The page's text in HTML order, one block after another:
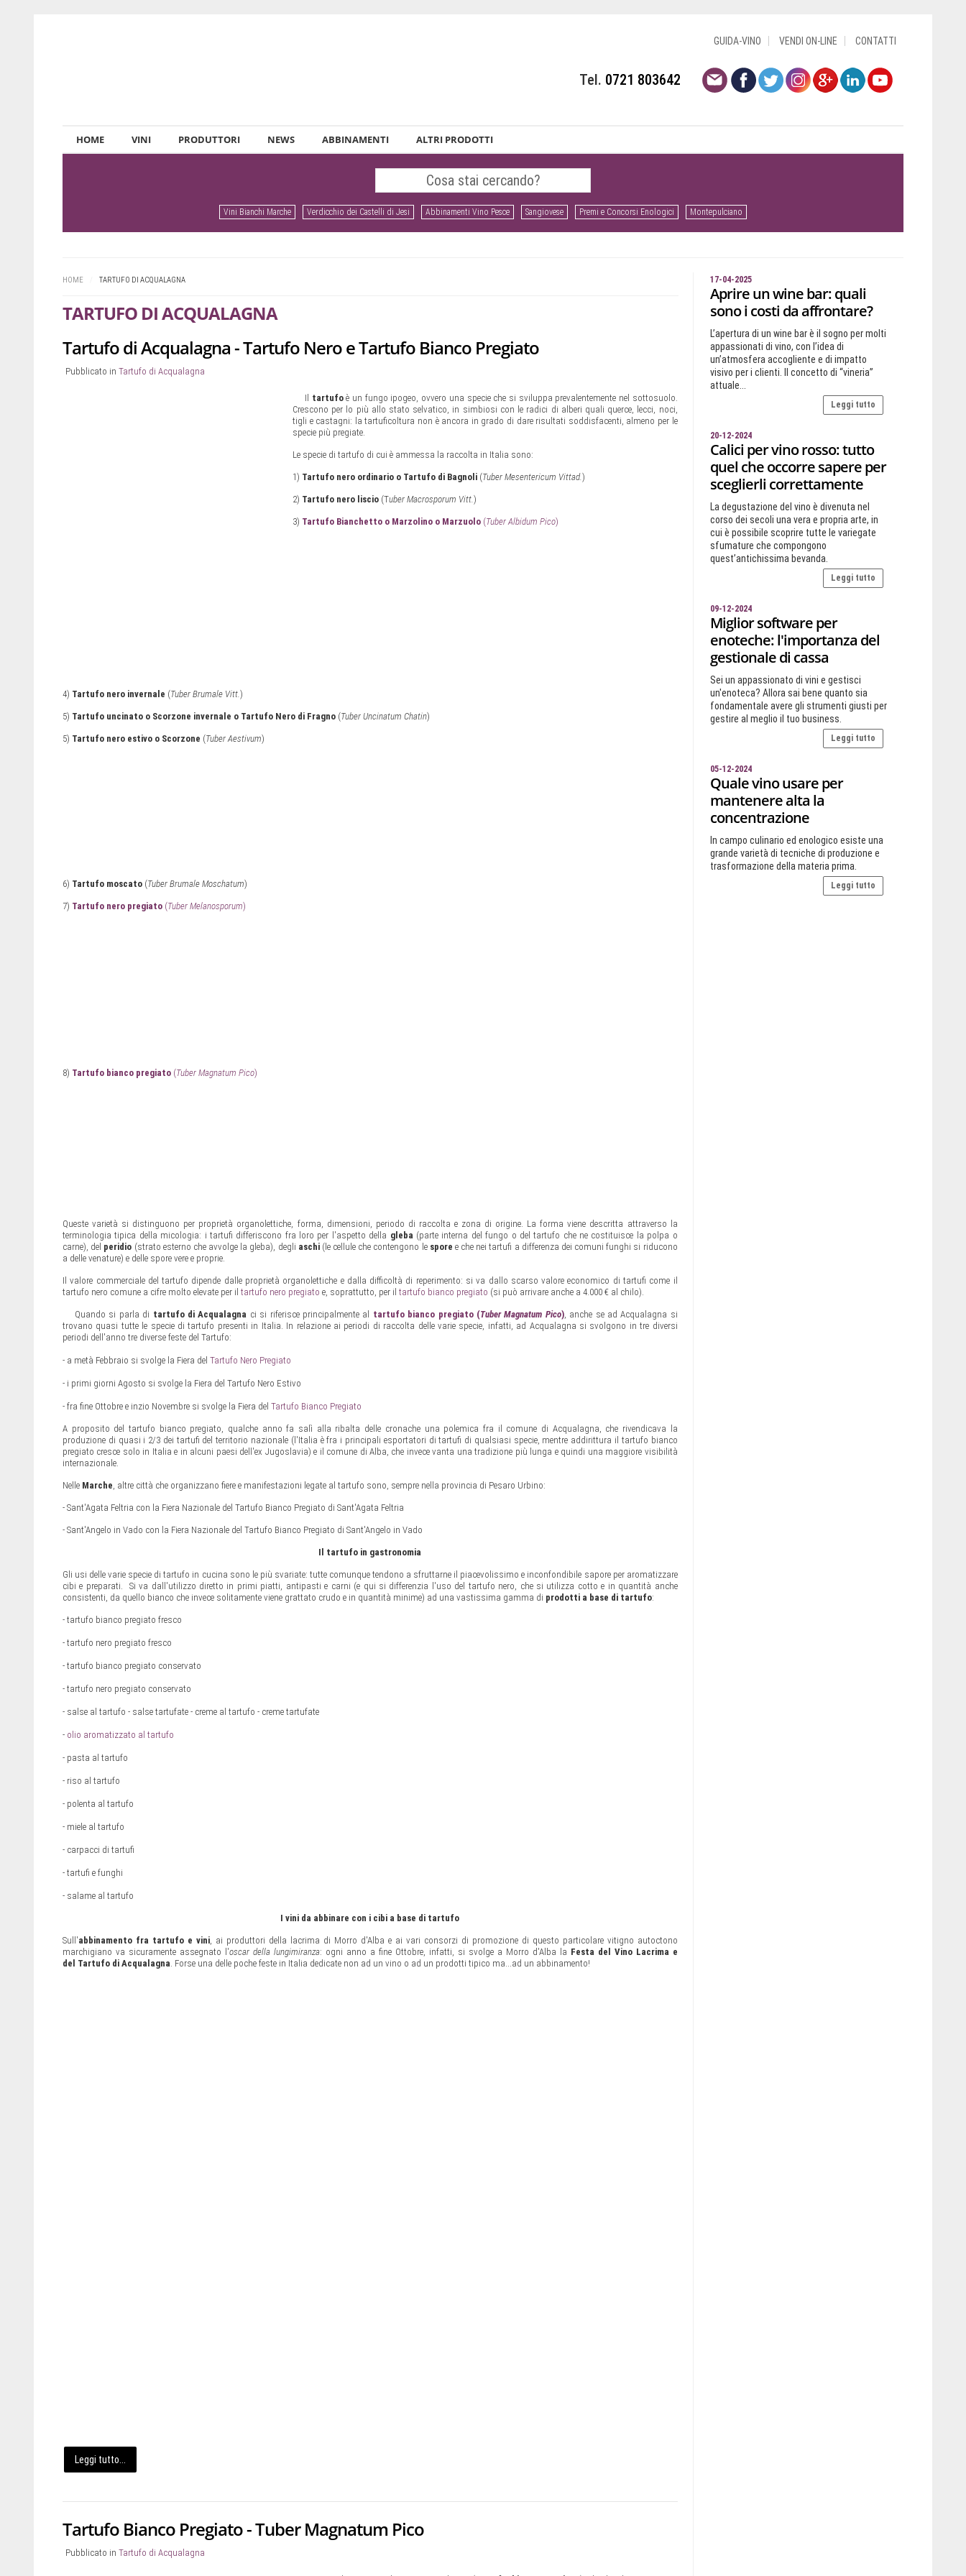
GUIDA-VINO VENDI ON-LINE CONTATTI
Tel. 0721 803642
HOME VINI PRODUTTORI NEWS ABBINAMENTI ALTRI PRODOTTI
Vini Bianchi Marche Verdicchio dei Castelli di Jesi Abbinamenti Vino Pesce Sangiovese Premi e Concorsi Enologici Montepulciano
HOME TARTUFO DI ACQUALAGNA
TARTUFO DI ACQUALAGNA
Tartufo di Acqualagna - Tartufo Nero e Tartufo Bianco Pregiato
Pubblicato in Tartufo di Acqualagna
Il tartufoè un fungo ipogeo, ovvero una specie che si sviluppa prevalentemente nel sottosuolo.
Crescono per lo più allo stato selvatico, in simbiosi con le radici di alberi quali querce, lecci, noci,
tigli e castagni: la tartuficoltura non è ancora in grado di dare risultati soddisfacenti, almeno per le
specie più pregiate.
Le specie di tartufo di cui è ammessa la raccolta in Italia sono:
1) Tartufo nero ordinario o Tartufo di Bagnoli (Tuber Mesentericum Vittad.)
2) Tartufo nero liscio (Tuber Macrosporum Vitt.)
3) Tartufo Bianchetto o Marzolino o Marzuolo (Tuber Albidum Pico)
4) Tartufo nero invernale (Tuber Brumale Vitt.)
5) Tartufo uncinato o Scorzone invernale o Tartufo Nero di Fragno (Tuber Uncinatum Chatin)
5) Tartufo nero estivo o Scorzone (Tuber Aestivum)
6) Tartufo moscato (Tuber Brumale Moschatum)
7) Tartufo nero pregiato (Tuber Melanosporum)
8) Tartufo bianco pregiato (Tuber Magnatum Pico)
Queste varietà si distinguono per proprietà organolettiche, forma, dimensioni, periodo di raccolta e zona di origine. La forma viene descritta attraverso la
terminologia tipica della micologia: i tartufi differiscono fra loro per l'aspetto della gleba (parte interna del fungo o del tartufo che ne costituisce la polpa o
carne), del peridio (strato esterno che avvolge la gleba), degli aschi(le cellule che contengono le spore e che nei tartufi a differenza dei comuni funghi si riducono
a delle venature) e delle spore vere e proprie.
Il valore commerciale del tartufo dipende dalle proprietà organolettiche e dalla difficoltà di reperimento: si va dallo scarso valore economico di tartufi come il
tartufo nero comune a cifre molto elevate per il tartufo nero pregiato e, soprattutto, per il tartufo bianco pregiato (si può arrivare anche a 4.000 € al chilo).
Quando si parla di tartufo di Acqualagna ci si riferisce principalmente al tartufo bianco pregiato (Tuber Magnatum Pico), anche se ad Acqualagna si
trovano quasi tutte le specie di tartufo presenti in Italia. In relazione ai periodi di raccolta delle varie specie, infatti, ad Acqualagna si svolgono in tre diversi
periodi dell'anno tre diverse feste del Tartufo:
- a metà Febbraio si svolge la Fiera del Tartufo Nero Pregiato
- i primi giorni Agosto si svolge la Fiera del Tartufo Nero Estivo
- fra fine Ottobre e inzio Novembre si svolge la Fiera del Tartufo Bianco Pregiato
A proposito del tartufo bianco pregiato, qualche anno fa salì alla ribalta delle cronache una polemica fra il comune di Acqualagna, che rivendicava la
produzione di quasi i 2/3 dei tartufi del territorio nazionale (l'Italia è fra i principali esportatori di tartufi di qualsiasi specie, mentre addirittura il tartufo bianco
pregiato cresce solo in Italia e in alcuni paesi dell'ex Jugoslavia) e il comune di Alba, che invece vanta una tradizione più lunga e quindi una maggiore visibilità
internazionale.
Nelle Marche, altre città che organizzano fiere e manifestazioni legate al tartufo sono, sempre nella provincia di Pesaro Urbino:
- Sant'Agata Feltria con la Fiera Nazionale del Tartufo Bianco Pregiato di Sant'Agata Feltria
- Sant'Angelo in Vado con la Fiera Nazionale del Tartufo Bianco Pregiato di Sant'Angelo in Vado
Il tartufo in gastronomia
Gli usi delle varie specie di tartufo in cucina sono le più svariate: tutte comunque tendono a sfruttarne il piacevolissimo e inconfondibile sapore per aromatizzare
cibi e preparati. Si va dall'utilizzo diretto in primi piatti, antipasti e carni (e qui si differenzia l'uso del tartufo nero, che si utilizza cotto e in quantità anche
consistenti, da quello bianco che invece solitamente viene grattato crudo e in quantità minime) ad una vastissima gamma di prodotti a base di tartufo:
- tartufo bianco pregiato fresco
- tartufo nero pregiato fresco
- tartufo bianco pregiato conservato
- tartufo nero pregiato conservato
- salse al tartufo - salse tartufate - creme al tartufo - creme tartufate
- olio aromatizzato al tartufo
- pasta al tartufo
- riso al tartufo
- polenta al tartufo
- miele al tartufo
- carpacci di tartufi
- tartufi e funghi
- salame al tartufo
I vini da abbinare con i cibi a base di tartufo
Sull'abbinamento fra tartufo e vini, ai produttori della lacrima di Morro d'Alba e ai vari consorzi di promozione di questo particolare vitigno autoctono
marchigiano va sicuramente assegnato l'oscar della lungimiranza: ogni anno a fine Ottobre, infatti, si svolge a Morro d'Alba la Festa del Vino Lacrima e
del Tartufo di Acqualagna. Forse una delle poche feste in Italia dedicate non ad un vino o ad un prodotti tipico ma...ad un abbinamento!
Leggi tutto...
Tartufo Bianco Pregiato - Tuber Magnatum Pico
Pubblicato in Tartufo di Acqualagna
17-04-2025
Aprire un wine bar: quali
sono i costi da affrontare?
L’apertura di un wine bar è il sogno per molti
appassionati di vino, con l’idea di
un’atmosfera accogliente e di impatto
visivo per i clienti. Il concetto di “vineria”
attuale...
Leggi tutto
20-12-2024
Calici per vino rosso: tutto
quel che occorre sapere per
sceglierli correttamente
La degustazione del vino è divenuta nel
corso dei secoli una vera e propria arte, in
cui è possibile scoprire tutte le variegate
sfumature che compongono
quest’antichissima bevanda.
Leggi tutto
09-12-2024
Miglior software per
enoteche: l'importanza del
gestionale di cassa
Sei un appassionato di vini e gestisci
un'enoteca? Allora sai bene quanto sia
fondamentale avere gli strumenti giusti per
gestire al meglio il tuo business.
Leggi tutto
05-12-2024
Quale vino usare per
mantenere alta la
concentrazione
In campo culinario ed enologico esiste una
grande varietà di tecniche di produzione e
trasformazione della materia prima.
Leggi tutto